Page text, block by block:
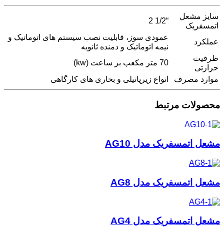
سایز مشعل
اتمسفریک
“1/2 2
عملکرد
عمودی سوز، قابلیت نصب سیستم های اتوماتیک و
نیمه اتوماتیک و دمنده ثانویه
ظرفیت
حرارتی
70 متر مکعب بر ساعت (kw)
موارد مصرف
انواع زیرپاتیلی و بخاری های کارگاهی
محصولات مرتبط
مشعل اتمسفریک مدل AG10
مشعل اتمسفریک مدل AG8
مشعل اتمسفریک مدل AG4